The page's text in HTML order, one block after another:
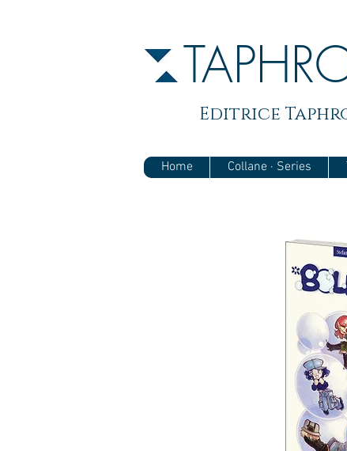
Editrice
Home Collane · Series